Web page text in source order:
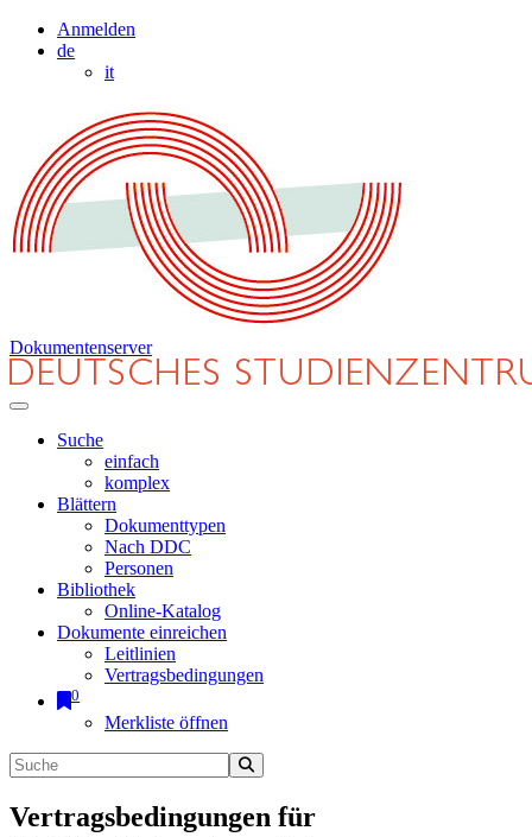
Anmelden
de
it
Dokumentenserver
Suche
einfach
komplex
Blättern
Dokumenttypen
Nach DDC
Personen
Bibliothek
Online-Katalog
Dokumente einreichen
Leitlinien
Vertragsbedingungen
0
Merkliste öffnen
Vertragsbedingungen für